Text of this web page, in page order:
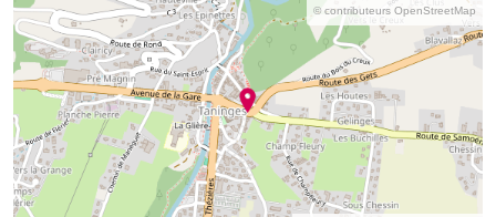
© contributeurs OpenStreetMap